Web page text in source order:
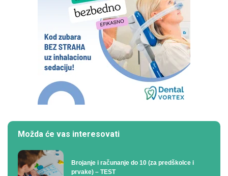
Možda će vas interesovati
Brojanje i računanje do 10 (za predškolce i
prvake) – TEST